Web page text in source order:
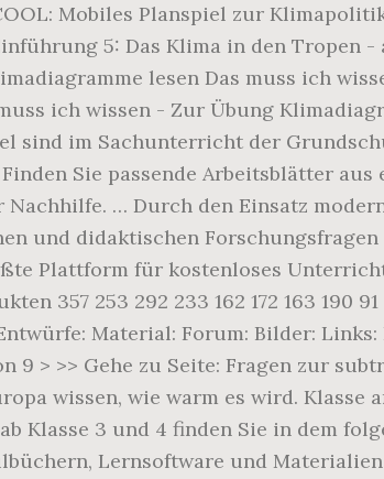
Mobiles Planspiel zur
5: Das Klima in den
lesen Das muss ich
ich wissen - Zur Übung
sind im Sachunterricht der
Sie passende Arbeitsblätter
… Durch den Einsatz
und didaktischen
Plattform für kostenloses
357 253 292 233 162 172 163 190
Material: Forum: Bilder:
9 > >> Gehe zu Seite: Fragen zur
wissen, wie warm es wird. Klasse
Klasse 3 und 4 finden Sie in dem
Lernsoftware und